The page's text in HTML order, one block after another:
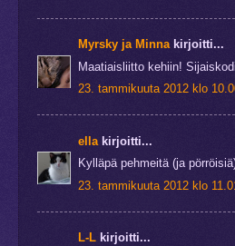
Myrsky ja Minnakirjoitti...
Maatiaisliitto kehiin!
23. tammikuuta 2012 klo
ella kirjoitti...
Kylläpä pehmeitä (ja
23. tammikuuta 2012 klo
L-L kirjoitti...